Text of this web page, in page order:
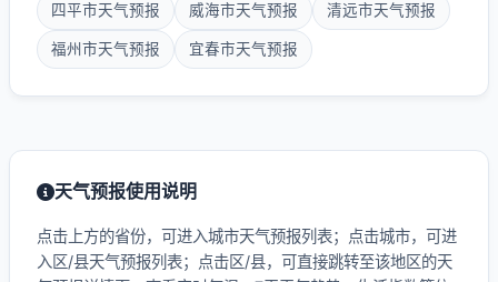
四平市天气预报 威海市天气预报 清远市天气预报
福州市天气预报 宜春市天气预报
天气预报使用说明
点击上方的省份，可进入城市天气预报列表；点击城市，可进
入区/县天气预报列表；点击区/县，可直接跳转至该地区的天